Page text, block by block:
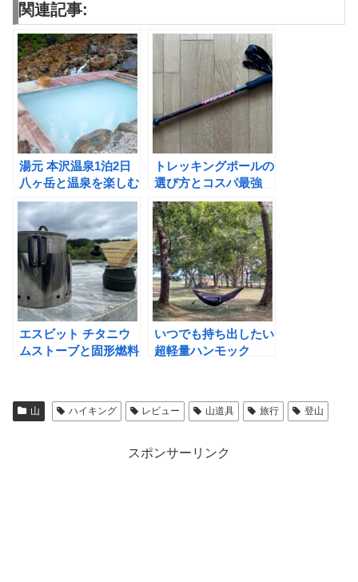
関連記事:
湯元 本沢温泉1泊2日
八ヶ岳と温泉を楽しむ
テント泊
トレッキングポールの
選び方とコスパ最強
の”FIZAN コンパクト
3″
エスビット チタニウ
ムストーブと固形燃料
いつでも持ち出したい
超軽量ハンモック
山 ハイキング レビュー 山道具 旅行 登山
スポンサーリンク